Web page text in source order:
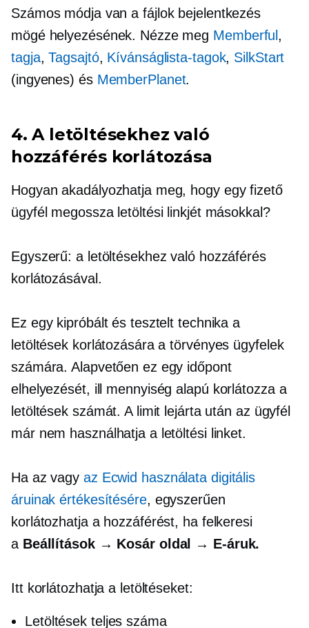
Számos módja van a fájlok bejelentkezés
mögé helyezésének. Nézze meg Memberful,
tagja,Tagsajtó, Kívánságlista-tagok, SilkStart
(ingyenes) és MemberPlanet.
4. A letöltésekhez való
hozzáférés korlátozása
Hogyan akadályozhatja meg, hogy egy fizető
ügyfél megossza letöltési linkjét másokkal?
Egyszerű: a letöltésekhez való hozzáférés
korlátozásával.
Ez egy kipróbált és tesztelt technika a
letöltések korlátozására a törvényes ügyfelek
számára. Alapvetően ez egy időpont
elhelyezését, ill mennyiség alapú korlátozza a
letöltések számát. A limit lejárta után az ügyfél
már nem használhatja a letöltési linket.
Ha az vagy az Ecwid használata digitális
áruinak értékesítésére, egyszerűen
korlátozhatja a hozzáférést, ha felkeresi
a Beállítások → Kosár oldal → E-áruk.
Itt korlátozhatja a letöltéseket:
Letöltések teljes száma